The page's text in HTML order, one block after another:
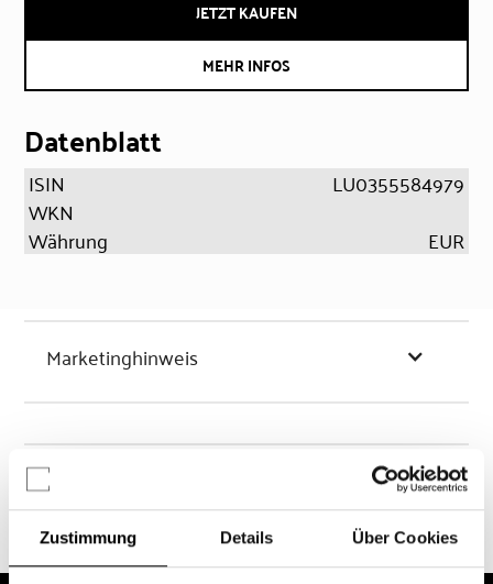
Zustimmung Details Über Cookies
JETZT KAUFEN
MEHR INFOS
Datenblatt
ISIN
LU0355584979
WKN
Währung
EUR
Marketinghinweis
Chancen & Risiken